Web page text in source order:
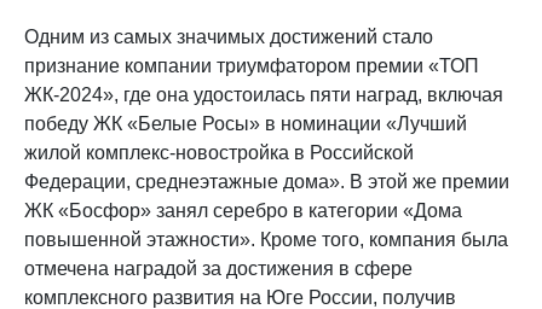
Одним из самых значимых достижений стало
признание компании триумфатором премии «ТОП
ЖК-2024», где она удостоилась пяти наград, включая
победу ЖК «Белые Росы» в номинации «Лучший
жилой комплекс-новостройка в Российской
Федерации, среднеэтажные дома». В этой же премии
ЖК «Босфор» занял серебро в категории «Дома
повышенной этажности»​. Кроме того, компания была
отмечена наградой за достижения в сфере
комплексного развития на Юге России, получив